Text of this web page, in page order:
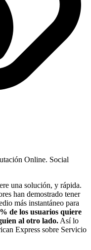
Online. Social
una solución, y rápida.
han demostrado tener
más instantáneo para
de los usuarios quiere
al otro lado. Así lo
Express sobre Servicio